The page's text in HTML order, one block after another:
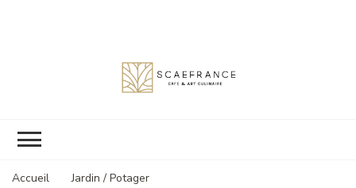
Accueil
Jardin / Potager